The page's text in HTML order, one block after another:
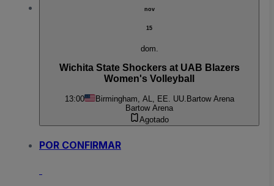
nov
15
dom.
Wichita State Shockers at UAB Blazers
Women's Volleyball
13:00 Birmingham, AL, EE. UU. Bartow Arena
Bartow Arena
Agotado
POR CONFIRMAR